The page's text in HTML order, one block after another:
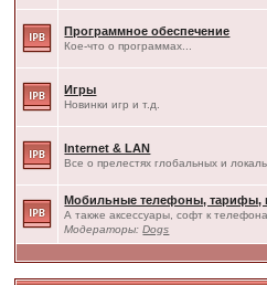
Программное обеспечение
Кое-что о программах...
Игры
Новинки игр и т.д.
Internet & LAN
Все о прелестях глобальных и
Мобильные телефоны, тарифы,
А также аксессуары, софт к
Модераторы:Dogs